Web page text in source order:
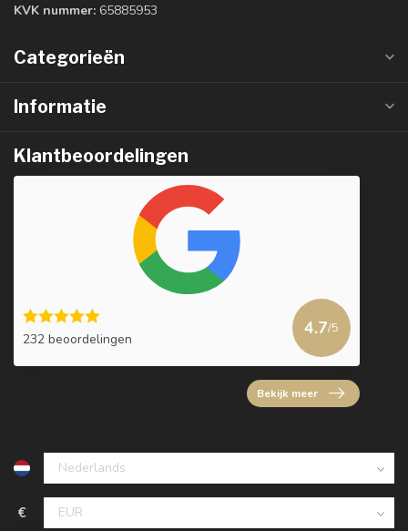
KVK nummer: 65885953
Categorieën
Informatie
Klantbeoordelingen
232 beoordelingen
4.7/5
Bekijk meer
€